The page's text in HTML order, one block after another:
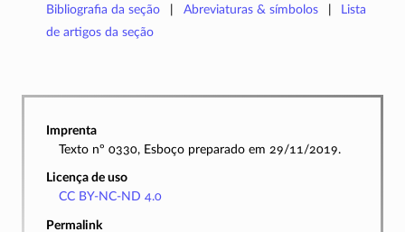
Bibliografia da seção Abreviaturas & símbolos
Lista
de artigos da seção
Imprenta
Texto nº 0330, Esboço preparado em 29/11/2019.
Licença de uso
CC BY-NC-ND 4.0
Permalink